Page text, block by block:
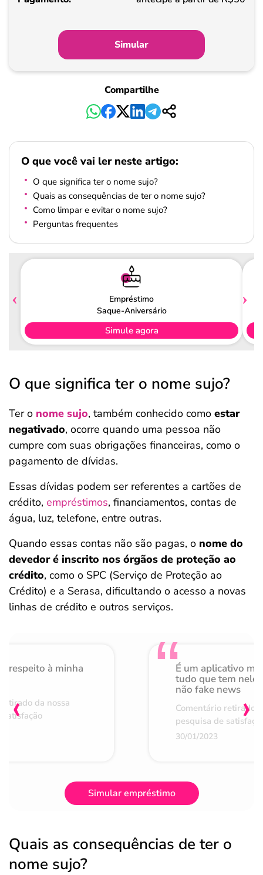
Simular
Compartilhe
O que você vai ler neste artigo:
O que significa ter o nome sujo?
Quais as consequências de ter o nome sujo?
Como limpar e evitar o nome sujo?
Perguntas frequentes
Empréstimo
Saque-Aniversário
Simule agora
O que significa ter o nome sujo?
Ter o nome sujo, também conhecido como estar
negativado, ocorre quando uma pessoa não
cumpre com suas obrigações financeiras, como o
pagamento de dívidas.
Essas dívidas podem ser referentes a cartões de
crédito, empréstimos, financiamentos, contas de
água, luz, telefone, entre outras.
Quando essas contas não são pagas, o nome do
devedor é inscrito nos órgãos de proteção ao
crédito, como o SPC (Serviço de Proteção ao
Crédito) e a Serasa, dificultando o acesso a novas
linhas de crédito e outros serviços.
respeito à minha
da nossa
É um aplicativo
tudo que tem nele
não fake news
Comentário retirado
pesquisa de
30/01/2023
‹ ›
Simular empréstimo
Quais as consequências de ter o
nome sujo?